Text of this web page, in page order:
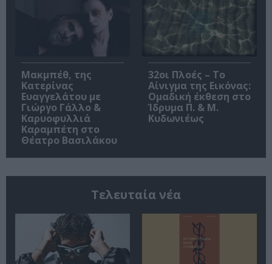
Μακμπέθ, της
Κατερίνας
Ευαγγελάτου με
Γιώργο Γάλλο &
Καρυοφυλλιά
Καραμπέτη στο
Θέατρο Βασιλάκου
32οι Πλοές – Το
Αίνιγμα της Εικόνας:
Ομαδική έκθεση στο
Ίδρυμα Π. & Μ.
Κυδωνιέως
Τελευταία νέα